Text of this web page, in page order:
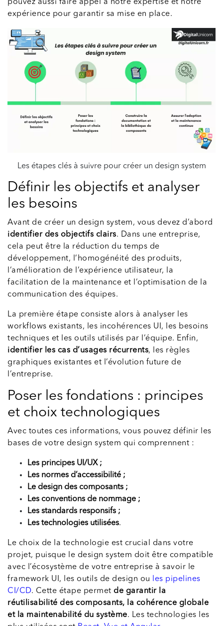
pouvez aussi faire appel à notre expertise et notre
expérience pour garantir sa mise en place.
Les étapes clés à suivre pour créer un design system
Définir les objectifs et analyser
les besoins
Avant de créer un design system, vous devez d’abord
identifier des objectifs clairs. Dans une entreprise,
cela peut être la réduction du temps de
développement, l’homogénéité des produits,
l’amélioration de l’expérience utilisateur, la
facilitation de la maintenance et l’optimisation de la
communication des équipes.
La première étape consiste alors à analyser les
workflows existants, les incohérences UI, les besoins
techniques et les outils utilisés par l’équipe. Enfin,
identifier les cas d’usages récurrents, les règles
graphiques existantes et l’évolution future de
l’entreprise.
Poser les fondations : principes
et choix technologiques
Avec toutes ces informations, vous pouvez définir les
bases de votre design system qui comprennent :
Les principes UI/UX ;
Les normes d’accessibilité ;
Le design des composants ;
Les conventions de nommage ;
Les standards responsifs ;
Les technologies utilisées.
Le choix de la technologie est crucial dans votre
projet, puisque le design system doit être compatible
avec l’écosystème de votre entreprise à savoir le
framework UI, les outils de design ou les pipelines
CI/CD. Cette étape permet de garantir la
réutilisabilité des composants, la cohérence globale
et la maintenabilité du système. Les technologies les